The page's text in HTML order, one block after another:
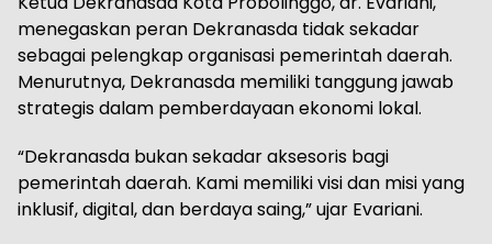
menegaskan peran Dekranasda tidak sekadar
sebagai pelengkap organisasi pemerintah daerah.
Menurutnya, Dekranasda memiliki tanggung jawab
strategis dalam pemberdayaan ekonomi lokal.
“Dekranasda bukan sekadar aksesoris bagi
pemerintah daerah. Kami memiliki visi dan misi yang
inklusif, digital, dan berdaya saing,” ujar Evariani.